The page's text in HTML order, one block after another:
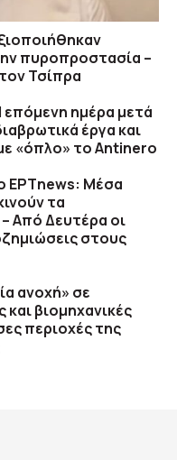
πυροπροστασία –
Τσίπρα
επόμενη ημέρα μετά
έργα και
«όπλο» το Antinero
ΕΡΤnews: Μέσα
τα
Από Δευτέρα οι
στους
ανοχή» σε
και βιομηχανικές
περιοχές της